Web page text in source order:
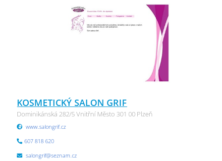
KOSMETICKÝ SALON GRIF
Dominikánská 282/5 Vnitřní Město 301 00 Plzeň
www.salongrif.cz
607 818 620
salongrif@seznam.cz